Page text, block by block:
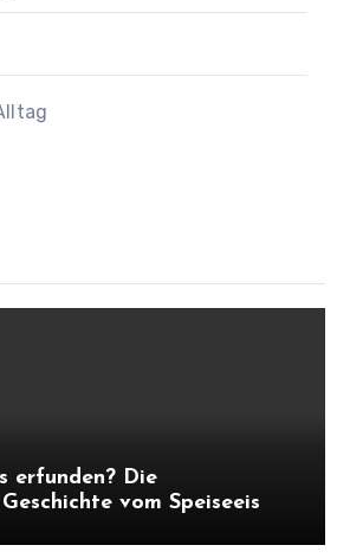
erfunden? Die
vom Speiseeis